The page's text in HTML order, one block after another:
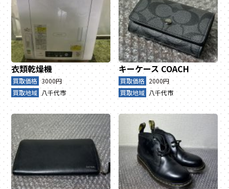
衣類乾燥機
買取価格 3000円
買取地域 八千代市
キーケース COACH
買取価格 2000円
買取地域 八千代市